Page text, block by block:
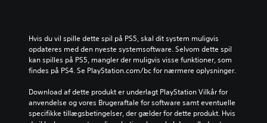
Hvis du vil spille dette spil på PS5, skal dit system muligvis
opdateres med den nyeste systemsoftware. Selvom dette spil
kan spilles på PS5, mangler der muligvis visse funktioner, som
findes på PS4. Se PlayStation.com/bc for nærmere oplysninger.
Download af dette produkt er underlagt PlayStation Vilkår for
anvendelse og vores Brugeraftale for software samt eventuelle
specifikke tillægsbetingelser, der gælder for dette produkt. Hvis